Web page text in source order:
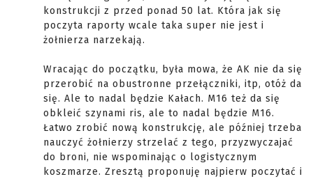
konstrukcji z przed ponad 50 lat. Która jak się
poczyta raporty wcale taka super nie jest i
żołnierza narzekają.
Wracając do początku, była mowa, że AK nie da się
przerobić na obustronne przełączniki, itp, otóż da
się. Ale to nadal będzie Kałach. M16 też da się
obkleić szynami ris, ale to nadal będzie M16.
Łatwo zrobić nową konstrukcję, ale później trzeba
nauczyć żołnierzy strzelać z tego, przyzwyczajać
do broni, nie wspominając o logistycznym
koszmarze. Zresztą proponuję najpierw poczytać i